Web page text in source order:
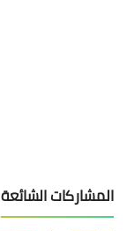
المشاركات الشائعة